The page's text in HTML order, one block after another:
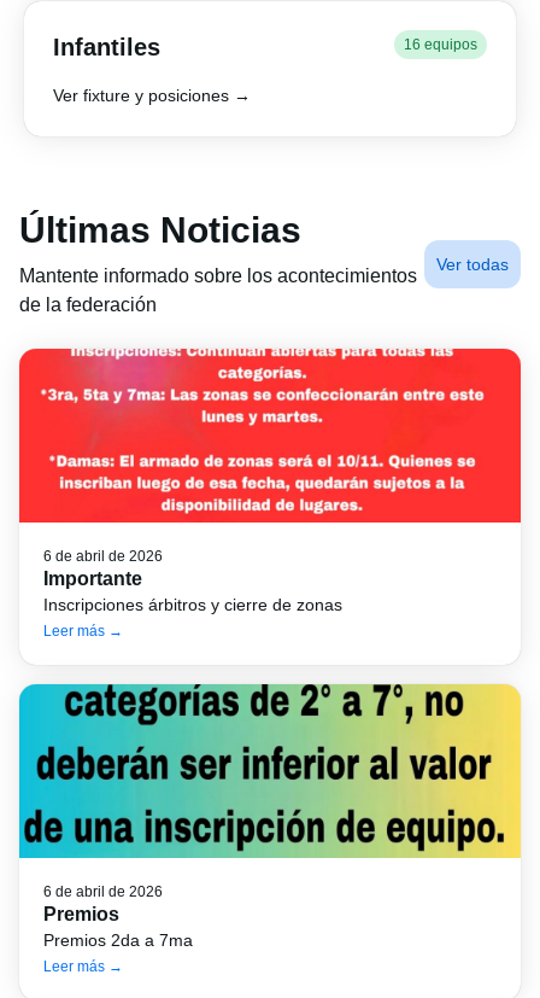
Infantiles 16 equipos
Ver fixture y posiciones →
Últimas Noticias
Mantente informado sobre los acontecimientos
de la federación
Ver todas
6 de abril de 2026
Importante
Inscripciones árbitros y cierre de zonas
Leer más →
6 de abril de 2026
Premios
Premios 2da a 7ma
Leer más →